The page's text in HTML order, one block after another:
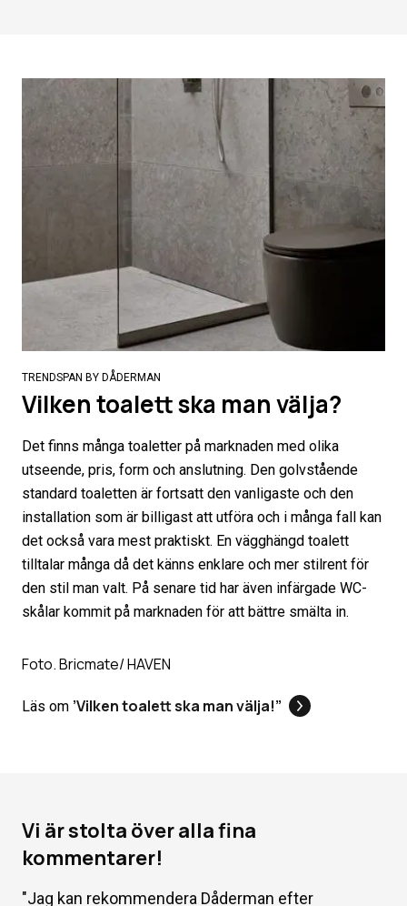
TRENDSPAN BY DÅDERMAN
Vilken toalett ska man välja?
Det finns många toaletter på marknaden med olika
utseende, pris, form och anslutning. Den golvstående
standard toaletten är fortsatt den vanligaste och den
installation som är billigast att utföra och i många fall kan
det också vara mest praktiskt. En vägghängd toalett
tilltalar många då det känns enklare och mer stilrent för
den stil man valt. På senare tid har även infärgade WC-
skålar kommit på marknaden för att bättre smälta in.
Foto. Bricmate/ HAVEN
Läs om ’Vilken toalett ska man välja!”
Vi är stolta över alla fina
kommentarer!
"Jag kan rekommendera Dåderman efter